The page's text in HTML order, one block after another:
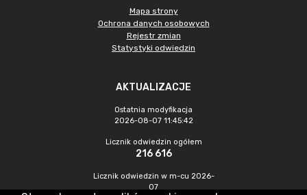
Mapa strony
Ochrona danych osobowych
Rejestr zmian
Statystyki odwiedzin
AKTUALIZACJE
Ostatnia modyfikacja
2026-08-07 11:45:42
Licznik odwiedzin ogółem
216 616
Licznik odwiedzin w m-cu 2026-
07